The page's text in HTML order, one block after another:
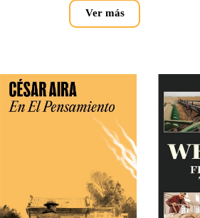
Ver más
en_el_pensamiento.jpg